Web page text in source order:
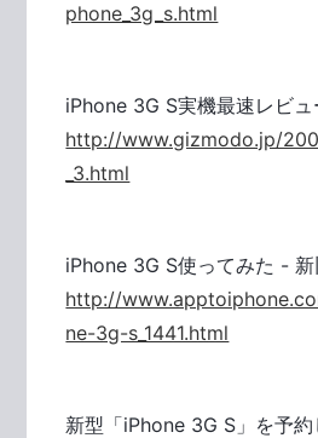
phone_3g_s.html
iPhone 3G S実機最速レビュ
http://www.gizmodo.jp/
_3.html
iPhone 3G S使ってみた -
http://
ne-3g-s_1441.html
新型「iPhone 3G S」を予